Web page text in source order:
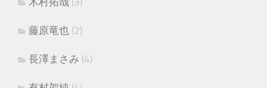
藤原竜也 (2)
長澤まさみ (4)